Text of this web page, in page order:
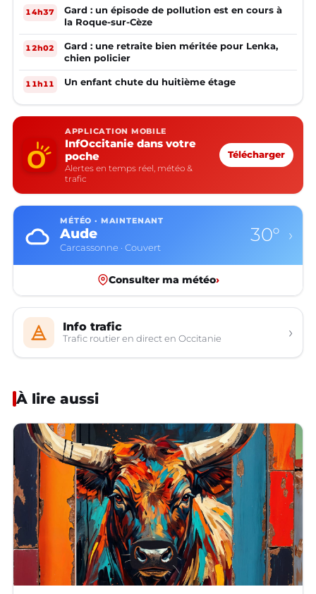
14h37
Gard : un épisode de pollution est en cours à
la Roque-sur-Cèze
12h02
Gard : une retraite bien méritée pour Lenka,
chien policier
11h11 Un enfant chute du huitième étage
APPLICATION MOBILE
InfOccitanie dans votre
poche
Alertes en temps réel, météo &
trafic
Télécharger
MÉTÉO · MAINTENANT
Aude
Carcassonne · Couvert
30° ›
Consulter ma météo›
Info trafic
Trafic routier en direct en Occitanie ›
À lire aussi